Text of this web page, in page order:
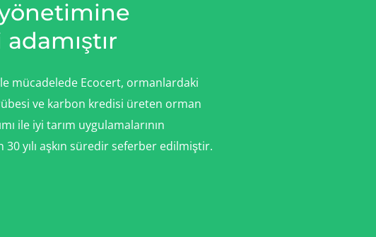
mücadelede Ecocert, ormanlardaki
ve karbon kredisi üreten orman
ile iyi tarım uygulamalarının
30 yılı aşkın süredir seferber edilmiştir.